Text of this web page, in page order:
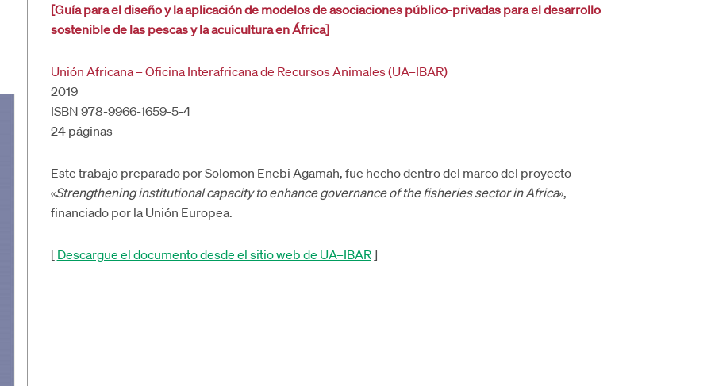
[Guía para el diseño y la aplicación de modelos de asociaciones público-privadas para el desarrollo
sostenible de las pescas y la acuicultura en África]
Unión Africana – Oficina Interafricana de Recursos Animales (UA–IBAR)
2019
ISBN 978-9966-1659-5-4
24 páginas
Este trabajo preparado por Solomon Enebi Agamah, fue hecho dentro del marco del proyecto
«Strengthening institutional capacity to enhance governance of the fisheries sector in Africa»,
financiado por la Unión Europea.
[Descargue el documento desde el sitio web de UA–IBAR]